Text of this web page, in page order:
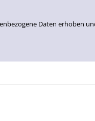
Daten erhoben